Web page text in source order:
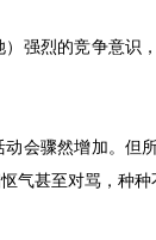
强烈的竞争意识
会骤然增加。但
气甚至对骂，种种